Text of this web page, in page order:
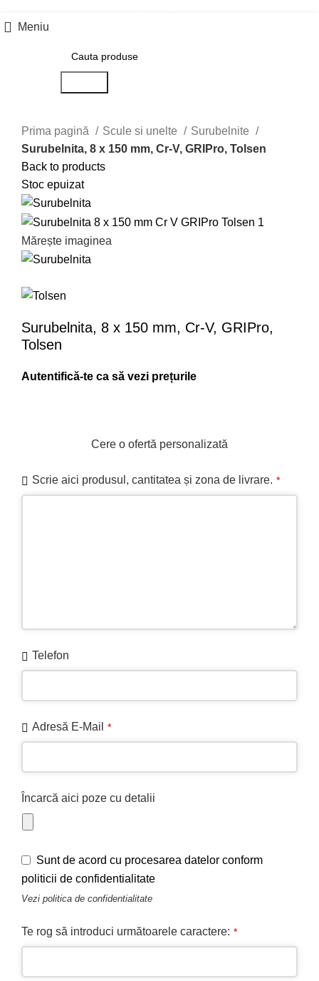
Meniu
Prima pagină Scule si unelte
Surubelnite
Surubelnita, 8 x 150 mm, Cr-V, GRIPro, Tolsen
Back to products
Stoc epuizat
Mărește imaginea
Surubelnita, 8 x 150 mm, Cr-V, GRIPro,
Tolsen
Cere o ofertă personalizată
Scrie aici produsul, cantitatea și zona de livrare. *
Telefon
Adresă E-Mail *
Încarcă aici poze cu detalii
Sunt de acord cu procesarea datelor conform
politicii de confidentialitate
Vezi politica de confidentialitate
Te rog să introduci următoarele caractere: *